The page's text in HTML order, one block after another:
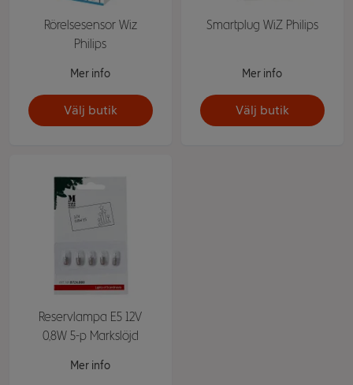
Rörelsesensor Wiz
Philips
Mer info
Välj butik
Smartplug WiZ Philips
Mer info
Välj butik
Reservlampa E5 12V
0,8W 5-p Markslöjd
Mer info